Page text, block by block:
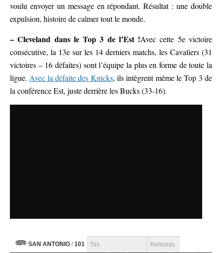
voulu envoyer un message en répondant. Résultat : une double
expulsion, histoire de calmer tout le monde.
– Cleveland dans le Top 3 de l’Est !Avec cette 5e victoire
consécutive, la 13e sur les 14 derniers matchs, les Cavaliers (31
victoires – 16 défaites) sont l’équipe la plus en forme de toute la
ligue.Avec la défaite des Knicks, ils intègrent même le Top 3 de
la conférence Est, juste derrière les Bucks (33-16).
SAN ANTONIO / 101 Tirs Rebonds